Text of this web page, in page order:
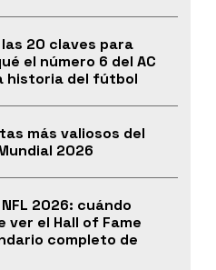
20 claves para
el número 6 del AC
historia del fútbol
más valiosos del
2026
2026: cuándo
ver el Hall of Fame
completo de